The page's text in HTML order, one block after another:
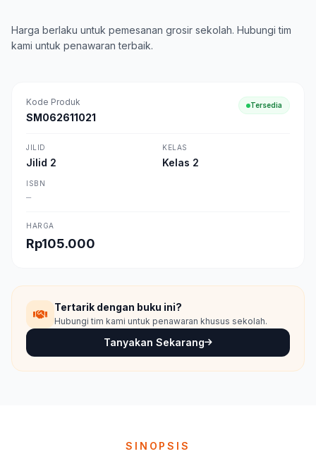
Harga berlaku untuk pemesanan grosir sekolah. Hubungi tim
kami untuk penawaran terbaik.
Kode Produk
SM062611021
Tersedia
JILID
Jilid 2
KELAS
Kelas 2
ISBN
—
HARGA
Rp105.000
Tertarik dengan buku ini?
Hubungi tim kami untuk penawaran khusus sekolah.
Tanyakan Sekarang
SINOPSIS